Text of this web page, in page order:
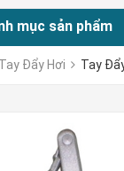
mục sản phẩm
Tay Đẩy Hơi Tay